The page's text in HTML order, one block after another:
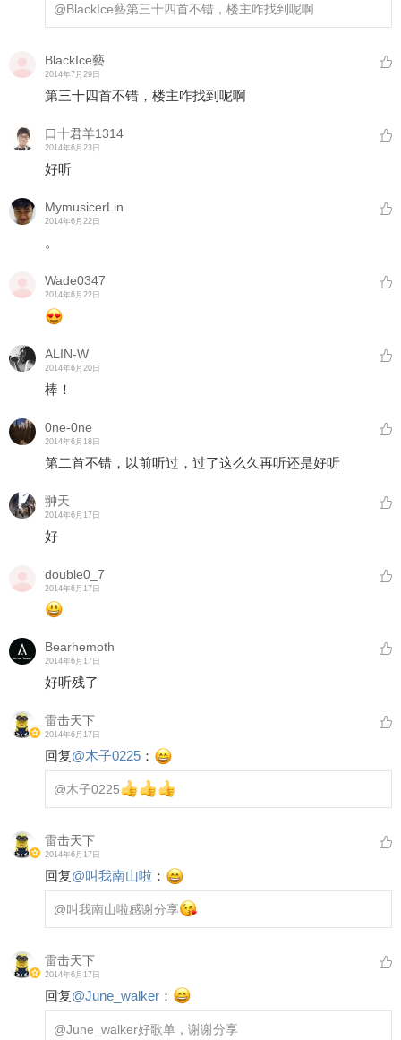
@BlackIce藝第三十四首不错，楼主咋找到呢啊
BlackIce藝
2014年7月29日
第三十四首不错，楼主咋找到呢啊
口十君羊1314
2014年6月23日
好听
MymusicerLin
2014年6月22日
。
Wade0347
2014年6月22日
ALIN-W
2014年6月20日
棒！
0ne-0ne
2014年6月18日
第二首不错，以前听过，过了这么久再听还是好听
翀天
2014年6月17日
好
double0_7
2014年6月17日
Bearhemoth
2014年6月17日
好听残了
雷击天下
2014年6月17日
回复@木子0225 ：
@木子0225
雷击天下
2014年6月17日
回复@叫我南山啦 ：
@叫我南山啦感谢分享
雷击天下
2014年6月17日
回复@June_walker ：
@June_walker好歌单，谢谢分享